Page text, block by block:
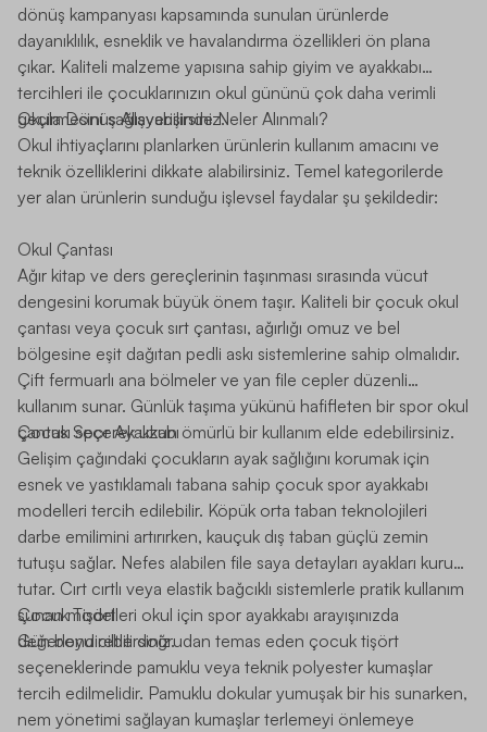
dönüş kampanyası kapsamında sunulan ürünlerde
dayanıklılık, esneklik ve havalandırma özellikleri ön plana
çıkar. Kaliteli malzeme yapısına sahip giyim ve ayakkabı
tercihleri ile çocuklarınızın okul gününü çok daha verimli
geçirmesini sağlayabilirsiniz.
Okula Dönüş Alışverişinde Neler Alınmalı?
Okul ihtiyaçlarını planlarken ürünlerin kullanım amacını ve
teknik özelliklerini dikkate alabilirsiniz. Temel kategorilerde
yer alan ürünlerin sunduğu işlevsel faydalar şu şekildedir:
Okul Çantası
Ağır kitap ve ders gereçlerinin taşınması sırasında vücut
dengesini korumak büyük önem taşır. Kaliteli bir çocuk okul
çantası veya çocuk sırt çantası, ağırlığı omuz ve bel
bölgesine eşit dağıtan pedli askı sistemlerine sahip olmalıdır.
Çift fermuarlı ana bölmeler ve yan file cepler düzenli
kullanım sunar. Günlük taşıma yükünü hafifleten bir spor okul
çantası seçerek uzun ömürlü bir kullanım elde edebilirsiniz.
Çocuk Spor Ayakkabı
Gelişim çağındaki çocukların ayak sağlığını korumak için
esnek ve yastıklamalı tabana sahip çocuk spor ayakkabı
modelleri tercih edilebilir. Köpük orta taban teknolojileri
darbe emilimini artırırken, kauçuk dış taban güçlü zemin
tutuşu sağlar. Nefes alabilen file saya detayları ayakları kuru
tutar. Cırt cırtlı veya elastik bağcıklı sistemlerle pratik kullanım
sunan modelleri okul için spor ayakkabı arayışınızda
değerlendirebilirsiniz.
Çocuk Tişört
Gün boyu ciltle doğrudan temas eden çocuk tişört
seçeneklerinde pamuklu veya teknik polyester kumaşlar
tercih edilmelidir. Pamuklu dokular yumuşak bir his sunarken,
nem yönetimi sağlayan kumaşlar terlemeyi önlemeye